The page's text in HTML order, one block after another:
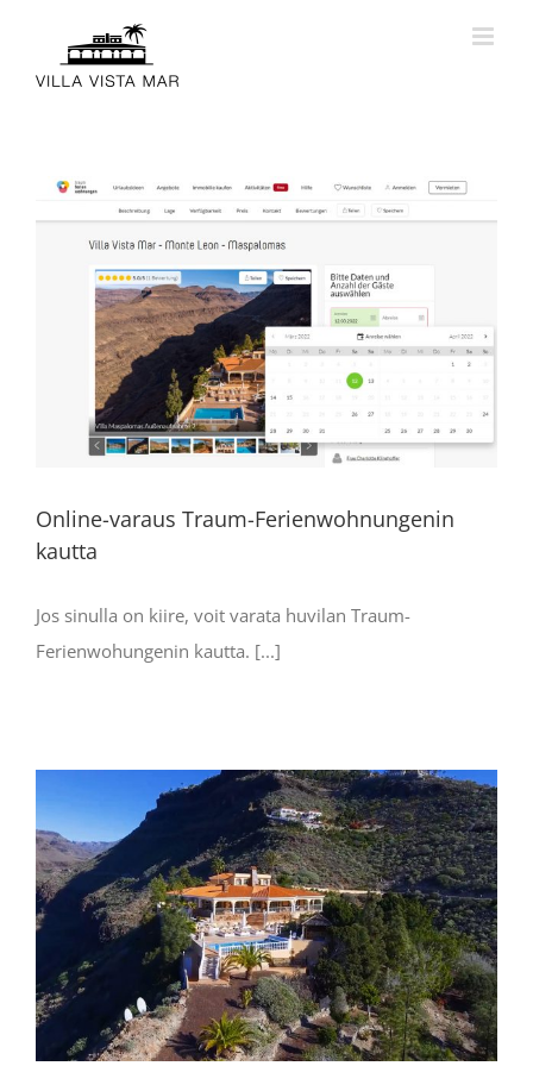
content
Online-varaus Traum-Ferienwohnungenin
kautta
Jos sinulla on kiire, voit varata huvilan Traum-
Ferienwohungenin kautta. [...]